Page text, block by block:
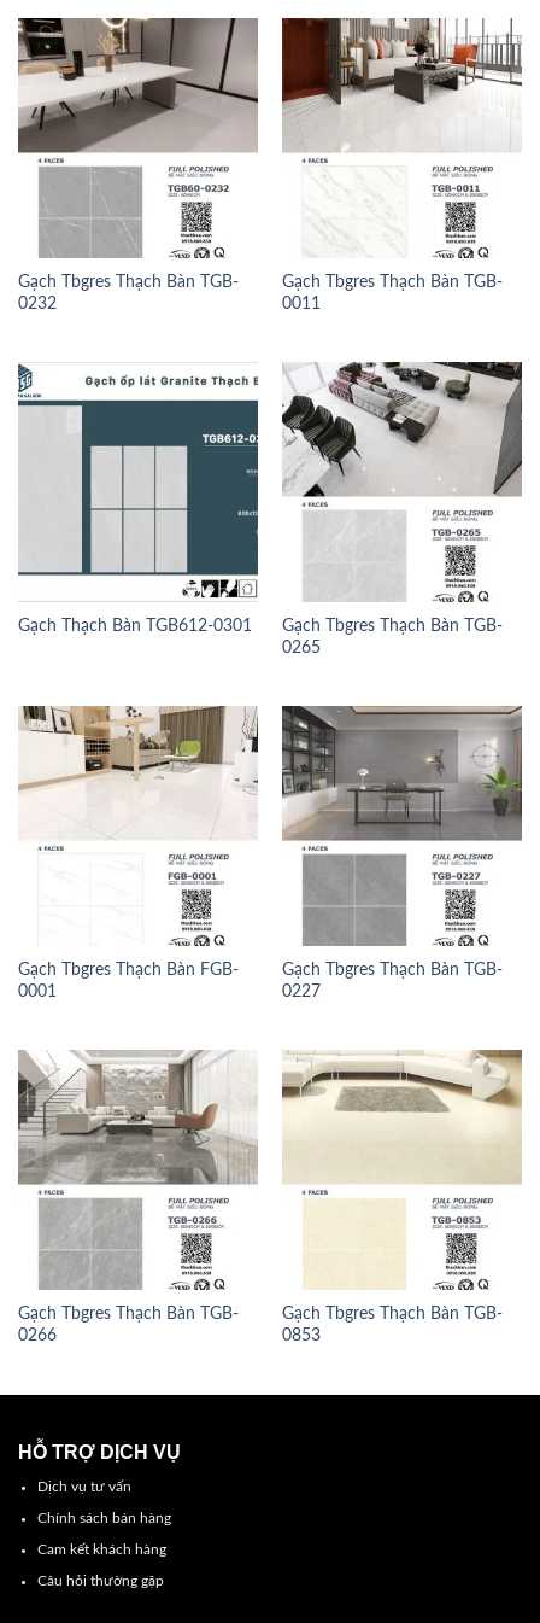
Gạch Tbgres Thạch Bàn TGB-
0232
Gạch Tbgres Thạch Bàn TGB-
0011
Gạch Thạch Bàn TGB612-0301
Gạch Tbgres Thạch Bàn TGB-
0265
Gạch Tbgres Thạch Bàn FGB-
0001
Gạch Tbgres Thạch Bàn TGB-
0227
Gạch Tbgres Thạch Bàn TGB-
0266
Gạch Tbgres Thạch Bàn TGB-
0853
HỖ TRỢ DỊCH VỤ
Dịch vụ tư vấn
Chính sách bán hàng
Cam kết khách hàng
Câu hỏi thường gặp